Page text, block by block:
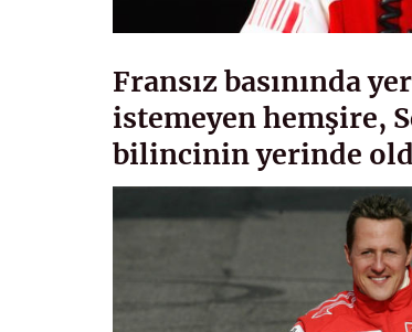
Fransız basınında
istemeyen hemşire,
bilincinin yerinde